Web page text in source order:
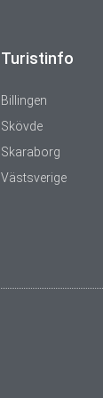
Turistinfo
Billingen
Skövde
Skaraborg
Västsverige